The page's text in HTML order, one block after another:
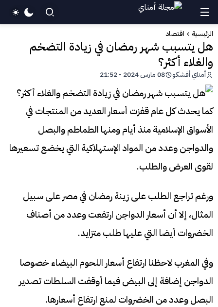
الرئيسية اقتصاد
هل يتسبب شهر رمضان في زيادة التضخم
والغلاء أكثر؟
أمناي أفشكو 08 مارس 2024 - 21:52
كما يحدث كل عام قفزت أسعار العديد من المنتجات في
الأسواق الإسلامية منذ أيام ومنها الطماطم والبصل
والدواجن وعدد من المواد الإستهلاكية التي يخضع تسعيرها
لقوى العرض والطلب.
ورغم تراجع الطلب على زينة رمضان في مصر على سبيل
المثال، إلا أن أسعار الدواجن ارتفعت وعدد من أصناف
الخضروات أيضا التي عليها طلب متزايد.
وفي المغرب لاحظنا ارتفاع أسعار اللحوم البيضاء خصوصا
الدواجن إضافة إلى البيض فيما أوقفت السلطات تصدير
البصل وعدد من الخضروات لمنع ارتفاع أسعارها.